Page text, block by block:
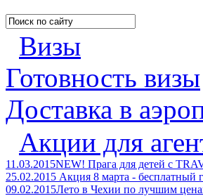
Визы
Готовность визы
Доставка в
Акции для
11.03.2015NEW! Прага для детей с
25.02.2015 Акция 8 марта - бесплатный
09.02.2015Лето в Чехии по лучшим